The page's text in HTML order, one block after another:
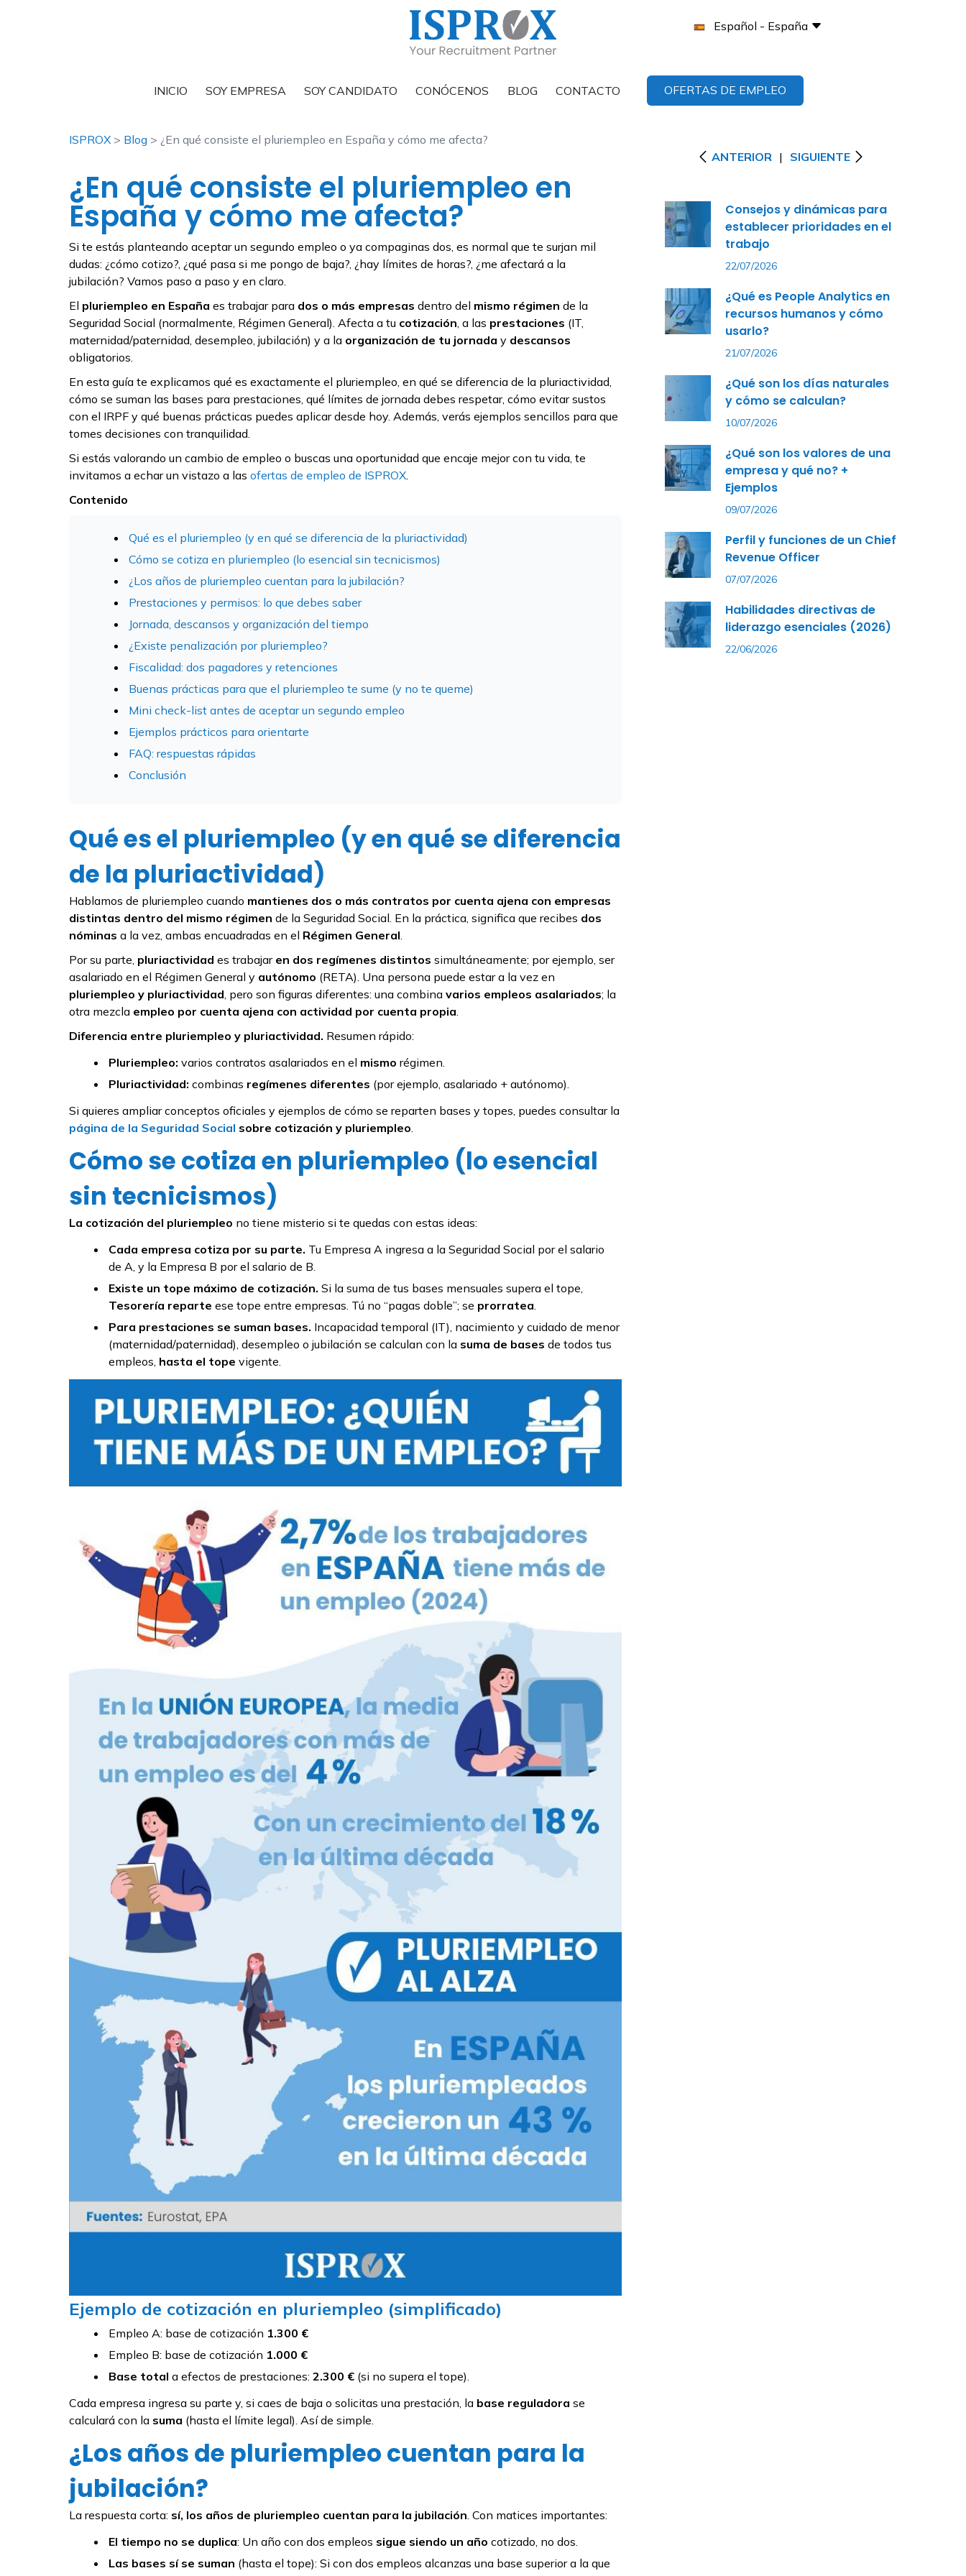
Español - España
INICIO SOY EMPRESA SOY CANDIDATO CONÓCENOS BLOG CONTACTO OFERTAS DE EMPLEO
ISPROX > Blog > ¿En qué consiste el pluriempleo en España y cómo me afecta?
¿En qué consiste el pluriempleo en
España y cómo me afecta?
Si te estás planteando aceptar un segundo empleo o ya compaginas dos, es normal que te surjan mil
dudas: ¿cómo cotizo?, ¿qué pasa si me pongo de baja?, ¿hay límites de horas?, ¿me afectará a la
jubilación? Vamos paso a paso y en claro.
El pluriempleo en España es trabajar para dos o más empresas dentro del mismo régimen de la
Seguridad Social (normalmente, Régimen General). Afecta a tu cotización, a las prestaciones (IT,
maternidad/paternidad, desempleo, jubilación) y a la organización de tu jornada y descansos
obligatorios.
En esta guía te explicamos qué es exactamente el pluriempleo, en qué se diferencia de la pluriactividad,
cómo se suman las bases para prestaciones, qué límites de jornada debes respetar, cómo evitar sustos
con el IRPF y qué buenas prácticas puedes aplicar desde hoy. Además, verás ejemplos sencillos para que
tomes decisiones con tranquilidad.
Si estás valorando un cambio de empleo o buscas una oportunidad que encaje mejor con tu vida, te
invitamos a echar un vistazo a las ofertas de empleo de ISPROX.
Contenido
Qué es el pluriempleo (y en qué se diferencia de la pluriactividad)
Cómo se cotiza en pluriempleo (lo esencial sin tecnicismos)
¿Los años de pluriempleo cuentan para la jubilación?
Prestaciones y permisos: lo que debes saber
Jornada, descansos y organización del tiempo
¿Existe penalización por pluriempleo?
Fiscalidad: dos pagadores y retenciones
Buenas prácticas para que el pluriempleo te sume (y no te queme)
Mini check-list antes de aceptar un segundo empleo
Ejemplos prácticos para orientarte
FAQ: respuestas rápidas
Conclusión
Qué es el pluriempleo (y en qué se diferencia
de la pluriactividad)
Hablamos de pluriempleo cuando mantienes dos o más contratos por cuenta ajena con empresas
distintas dentro del mismo régimen de la Seguridad Social. En la práctica, significa que recibes dos
nóminas a la vez, ambas encuadradas en el Régimen General.
Por su parte, pluriactividad es trabajar en dos regímenes distintos simultáneamente; por ejemplo, ser
asalariado en el Régimen General y autónomo (RETA). Una persona puede estar a la vez en
pluriempleo y pluriactividad, pero son figuras diferentes: una combina varios empleos asalariados; la
otra mezcla empleo por cuenta ajena con actividad por cuenta propia.
Diferencia entre pluriempleo y pluriactividad. Resumen rápido:
Pluriempleo: varios contratos asalariados en el mismo régimen.
Pluriactividad: combinas regímenes diferentes (por ejemplo, asalariado + autónomo).
Si quieres ampliar conceptos oficiales y ejemplos de cómo se reparten bases y topes, puedes consultar la
página de la Seguridad Social sobre cotización y pluriempleo.
Cómo se cotiza en pluriempleo (lo esencial
sin tecnicismos)
La cotización del pluriempleo no tiene misterio si te quedas con estas ideas:
Cada empresa cotiza por su parte. Tu Empresa A ingresa a la Seguridad Social por el salario
de A, y la Empresa B por el salario de B.
Existe un tope máximo de cotización. Si la suma de tus bases mensuales supera el tope,
Tesorería reparte ese tope entre empresas. Tú no “pagas doble”; se prorratea.
Para prestaciones se suman bases. Incapacidad temporal (IT), nacimiento y cuidado de menor
(maternidad/paternidad), desempleo o jubilación se calculan con la suma de bases de todos tus
empleos, hasta el tope vigente.
Ejemplo de cotización en pluriempleo (simplificado)
Empleo A: base de cotización 1.300 €
Empleo B: base de cotización 1.000 €
Base total a efectos de prestaciones: 2.300 € (si no supera el tope).
Cada empresa ingresa su parte y, si caes de baja o solicitas una prestación, la base reguladora se
calculará con la suma (hasta el límite legal). Así de simple.
¿Los años de pluriempleo cuentan para la
jubilación?
La respuesta corta: sí, los años de pluriempleo cuentan para la jubilación. Con matices importantes:
El tiempo no se duplica: Un año con dos empleos sigue siendo un año cotizado, no dos.
Las bases sí se suman (hasta el tope): Si con dos empleos alcanzas una base superior a la que
ANTERIOR | SIGUIENTE
Consejos y dinámicas para
establecer prioridades en el
trabajo
22/07/2026
¿Qué es People Analytics en
recursos humanos y cómo
usarlo?
21/07/2026
¿Qué son los días naturales
y cómo se calculan?
10/07/2026
¿Qué son los valores de una
empresa y qué no? +
Ejemplos
09/07/2026
Perfil y funciones de un Chief
Revenue Officer
07/07/2026
Habilidades directivas de
liderazgo esenciales (2026)
22/06/2026